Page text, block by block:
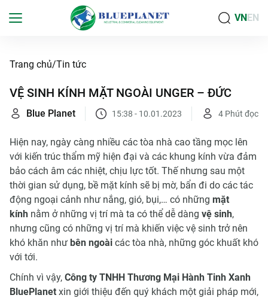
VNEN
Trang chủ Tin tức
VỆ SINH KÍNH MẶT NGOÀI UNGER – ĐỨC
Blue Planet 15:38 - 10.01.2023 4 Phút đọc
Hiện nay, ngày càng nhiều các tòa nhà cao tầng mọc lên
với kiến trúc thẩm mỹ hiện đại và các khung kính vừa đảm
bảo cách âm các nhiệt, chịu lực tốt. Thế nhưng sau một
thời gian sử dụng, bề mặt kính sẽ bị mờ, bẩn đi do các tác
động ngoại cảnh như nắng, gió, bụi,… có những mặt
kính nằm ở những vị trí mà ta có thể dễ dàng vệ sinh,
nhưng cũng có những vị trí mà khiến việc vệ sinh trở nên
khó khăn như bên ngoài các tòa nhà, những góc khuất khó
với tới.
Chính vì vậy, Công ty TNHH Thương Mại Hành Tinh Xanh
BluePlanet xin giới thiệu đến quý khách một giải pháp mới,